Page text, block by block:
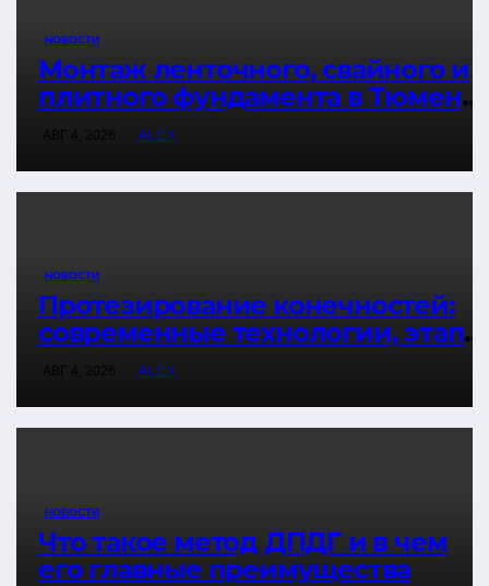
НОВОСТИ
Монтаж ленточного, свайного и
плитного фундамента в Тюмени:
технологии и этапы работ
ALEX
НОВОСТИ
Протезирование конечностей:
современные технологии, этапы
и реабилитация
ALEX
НОВОСТИ
Что такое метод ДПДГ и в чем
его главные преимущества